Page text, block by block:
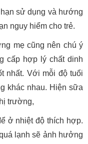
sử dụng và hướng
nguy hiểm cho trẻ.
mẹ cũng nên chú ý
cấp hợp lý chất dinh
nhất. Với mỗi độ tuổi
khác nhau. Hiện sữa
trường,
ở nhiệt độ thích hợp.
lạnh sẽ ảnh hưởng